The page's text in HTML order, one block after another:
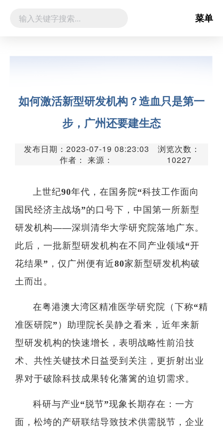
菜单
如何激活新型研发机构？造血只是第一
步，广州还要建生态
发布日期：2023-07-19 08:23:03
作者： 来源：
浏览次数：
10227
上世纪90年代，在国务院“科技工作面向
国民经济主战场”的口号下，中国第一所新型
研发机构——深圳清华大学研究院落地广东。
此后，一批新型研发机构在不同产业领域“开
花结果”，仅广州便有近80家新型研发机构破
土而出。
在粤港澳大湾区精准医学研究院（下称“精
准医研院”）助理院长吴静之看来，近年来新
型研发机构的快速增长，表明战略性前沿技
术、共性关键技术日益受到关注，更折射出业
界对于破除科技成果转化藩篱的迫切需求。
科研与产业“脱节”现象长期存在：一方
面，松垮的产研联结导致技术供需脱节，企业